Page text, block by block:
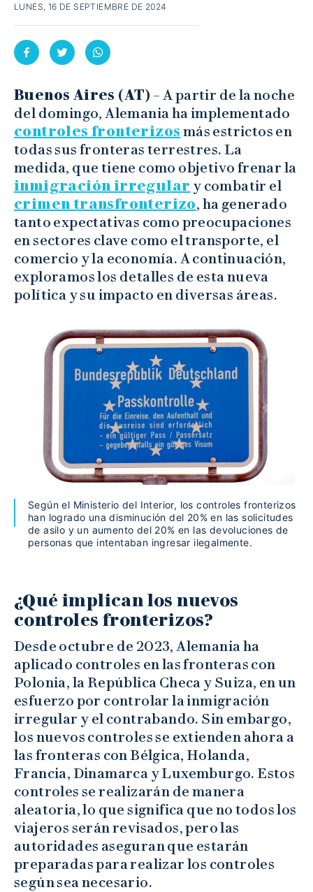
LUNES, 16 DE SEPTIEMBRE DE 2024
Buenos Aires (AT) – A partir de la noche
del domingo, Alemania ha implementado
controles fronterizos más estrictos en
todas sus fronteras terrestres. La
medida, que tiene como objetivo frenar la
inmigración irregular y combatir el
crimen transfronterizo, ha generado
tanto expectativas como preocupaciones
en sectores clave como el transporte, el
comercio y la economía. A continuación,
exploramos los detalles de esta nueva
política y su impacto en diversas áreas.
Según el Ministerio del Interior, los controles fronterizos
han logrado una disminución del 20% en las solicitudes
de asilo y un aumento del 20% en las devoluciones de
personas que intentaban ingresar ilegalmente.
¿Qué implican los nuevos
controles fronterizos?
Desde octubre de 2023, Alemania ha
aplicado controles en las fronteras con
Polonia, la República Checa y Suiza, en un
esfuerzo por controlar la inmigración
irregular y el contrabando. Sin embargo,
los nuevos controles se extienden ahora a
las fronteras con Bélgica, Holanda,
Francia, Dinamarca y Luxemburgo. Estos
controles se realizarán de manera
aleatoria, lo que significa que no todos los
viajeros serán revisados, pero las
autoridades aseguran que estarán
preparadas para realizar los controles
según sea necesario.